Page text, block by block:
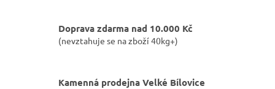
Doprava zdarma nad 10.000 Kč
(nevztahuje se na zboží 40kg+)
Kamenná prodejna Velké Bílovice